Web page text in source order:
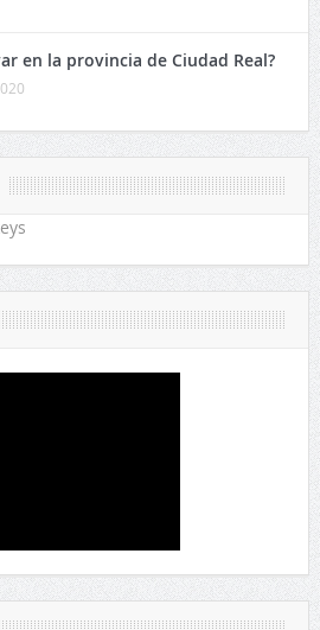
en la provincia de Ciudad Real?